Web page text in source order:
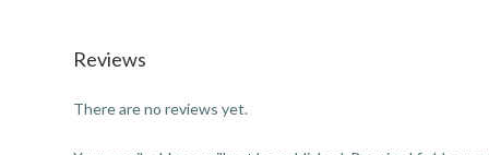
Reviews
There are no reviews yet.